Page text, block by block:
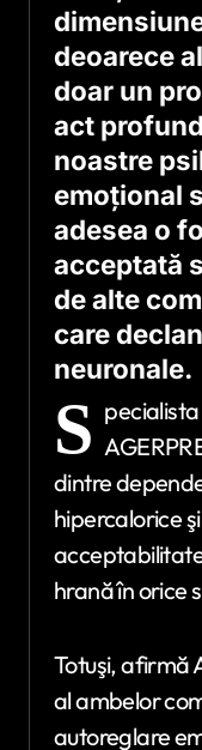
deoarece
doar un
act
noastre
emoţional
adesea o
acceptată
de alte
care
neuronale.
S
dintre
hipercalorice
hrană în orice
Totuşi, afirmă
al ambelor
autoreglare